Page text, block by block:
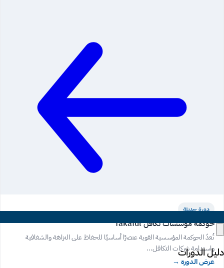
دليل الدورات
دورة حديثة
حوكمة مؤسسات تكافل Takaful
تُعدّ الحوكمة المؤسسية القوية عنصرًا أساسيًا للحفاظ على النزاهة والشفافية
واستدامة شركات التكافل...
عرض الدورة →